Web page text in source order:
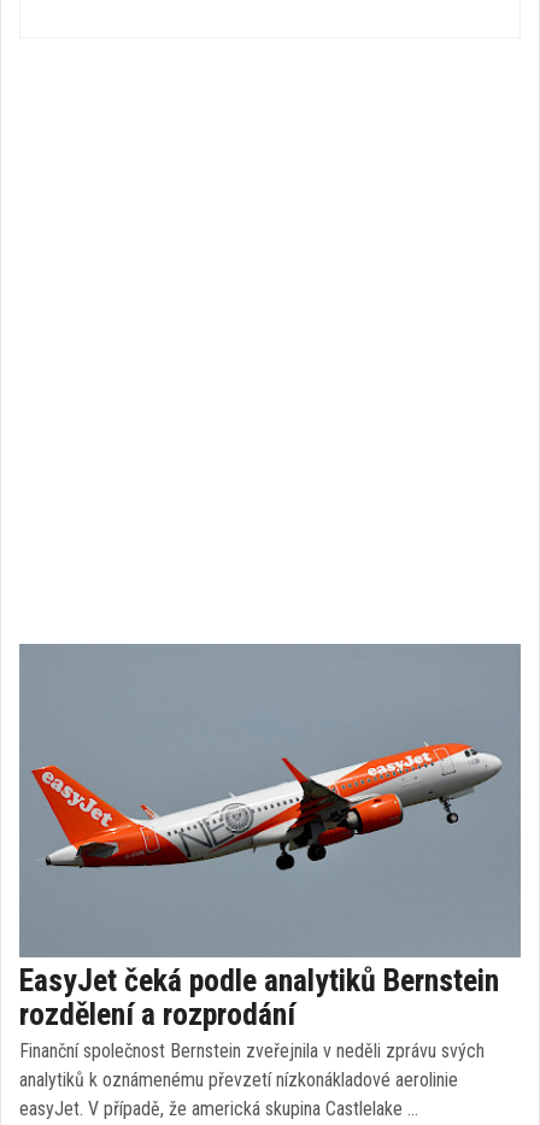
EasyJet čeká podle analytiků Bernstein
rozdělení a rozprodání
Finanční společnost Bernstein zveřejnila v neděli zprávu svých
analytiků k oznámenému převzetí nízkonákladové aerolinie
easyJet. V případě, že americká skupina Castlelake …